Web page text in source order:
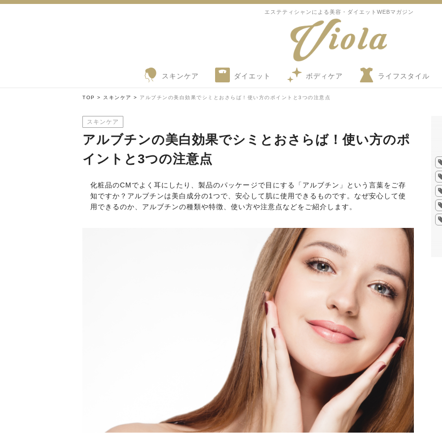
エステティシャンによる美容・ダイエットWEBマガジン
スキンケア ダイエット ボディケア ライフスタイル
TOP > スキンケア > アルブチンの美白効果でシミとおさらば！使い方のポイントと3つの注意点
スキンケア
アルブチンの美白効果でシミとおさらば！使い方のポ
イントと3つの注意点
化粧品のCMでよく耳にしたり、製品のパッケージで目にする「アルブチン」という言葉をご存
知ですか？アルブチンは美白成分の1つで、安心して肌に使用できるものです。なぜ安心して使
用できるのか、アルブチンの種類や特徴、使い方や注意点などをご紹介します。